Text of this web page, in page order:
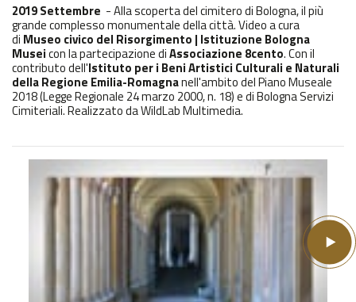
2019Settembre - Alla scoperta del cimitero di Bologna, il più
grande complesso monumentale della città. Video a cura
di Museo civico del Risorgimento | Istituzione Bologna
Museicon la partecipazione diAssociazione 8cento. Con il
contributo dell'Istituto per i Beni Artistici Culturali e Naturali
della Regione Emilia-Romagnanell'ambito del Piano Museale
2018 (Legge Regionale 24 marzo 2000, n. 18) e di Bologna Servizi
Cimiteriali. Realizzato da WildLab Multimedia.